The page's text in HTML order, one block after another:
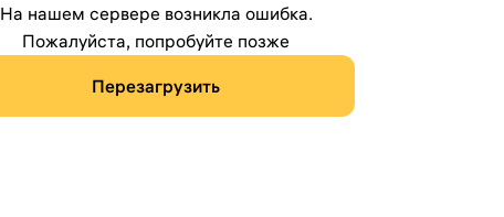
На нашем сервере возникла ошибка.
Пожалуйста, попробуйте позже
Перезагрузить